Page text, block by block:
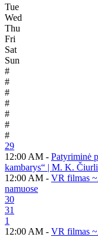
Tue
Wed
Thu
Fri
Sat
Sun
#
#
#
#
#
#
#
29
12:00 AM - Patyriminė
kambarys“ | M. K.
12:00 AM - VR filmas
namuose
30
31
1
12:00 AM - VR filmas